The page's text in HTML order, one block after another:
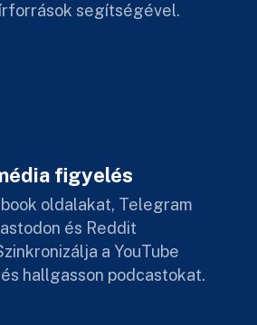
segítségével.
figyelés
oldalakat, Telegram
és Reddit
a YouTube
hallgasson podcastokat.